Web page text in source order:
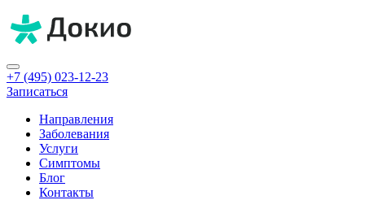
+7 (495) 023-12-23
Записаться
Направления
Заболевания
Услуги
Симптомы
Блог
Контакты